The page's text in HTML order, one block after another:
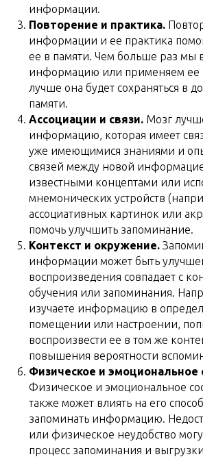
информации.
Повторение и практика.
информации и ее практика
ее в памяти. Чем больше раз мы
информацию или применяем ее
лучше она будет сохраняться в
памяти.
Ассоциации и связи. Мозг
информацию, которая имеет
уже имеющимися знаниями и
связей между новой
известными концептами или
мнемонических устройств
ассоциативных картинок или
помочь улучшить запоминание.
Контекст и окружение.
информации может быть
воспроизведения совпадает с
обучения или запоминания.
изучаете информацию в
помещении или настроении,
воспроизвести ее в том же
повышения вероятности
Физическое и эмоциональное
Физическое и эмоциональное
также может влиять на его
запоминать информацию.
или физическое неудобство
процесс запоминания и